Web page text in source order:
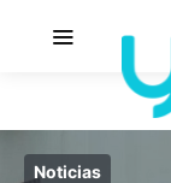
Noticias